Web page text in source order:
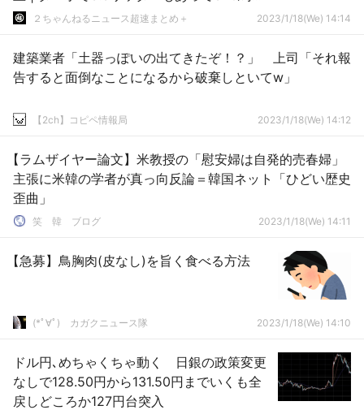
しかない?
２ちゃんねるニュース超速まとめ＋ 2023/1/18(We) 14:14
建築業者「土器っぽいの出てきたぞ！？」 上司「それ報
告すると面倒なことになるから破棄しといてw」
【2ch】コピペ情報局 2023/1/18(We) 14:12
【ラムザイヤー論文】米教授の「慰安婦は自発的売春婦」
主張に米韓の学者が真っ向反論＝韓国ネット「ひどい歴史
歪曲」
笑 韓 ブログ 2023/1/18(We) 14:11
【急募】鳥胸肉(皮なし)を旨く食べる方法
(*ﾟ∀ﾟ)ゞカガクニュース隊 2023/1/18(We) 14:10
ドル円､めちゃくちゃ動く 日銀の政策変更
なしで128.50円から131.50円までいくも全
戻しどころか127円台突入